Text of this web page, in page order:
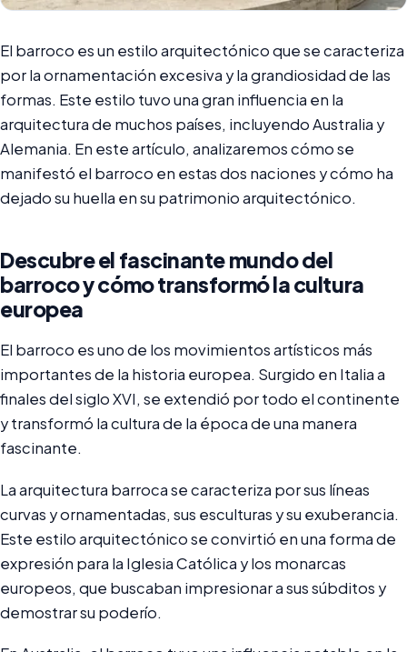
El barroco es un estilo arquitectónico que se caracteriza
por la ornamentación excesiva y la grandiosidad de las
formas. Este estilo tuvo una gran influencia en la
arquitectura de muchos países, incluyendo Australia y
Alemania. En este artículo, analizaremos cómo se
manifestó el barroco en estas dos naciones y cómo ha
dejado su huella en su patrimonio arquitectónico.
Descubre el fascinante mundo del
barroco y cómo transformó la cultura
europea
El barroco es uno de los movimientos artísticos más
importantes de la historia europea. Surgido en Italia a
finales del siglo XVI, se extendió por todo el continente
y transformó la cultura de la época de una manera
fascinante.
La arquitectura barroca se caracteriza por sus líneas
curvas y ornamentadas, sus esculturas y su exuberancia.
Este estilo arquitectónico se convirtió en una forma de
expresión para la Iglesia Católica y los monarcas
europeos, que buscaban impresionar a sus súbditos y
demostrar su poderío.